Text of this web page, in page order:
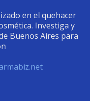
en el quehacer
Investiga y
Buenos Aires para